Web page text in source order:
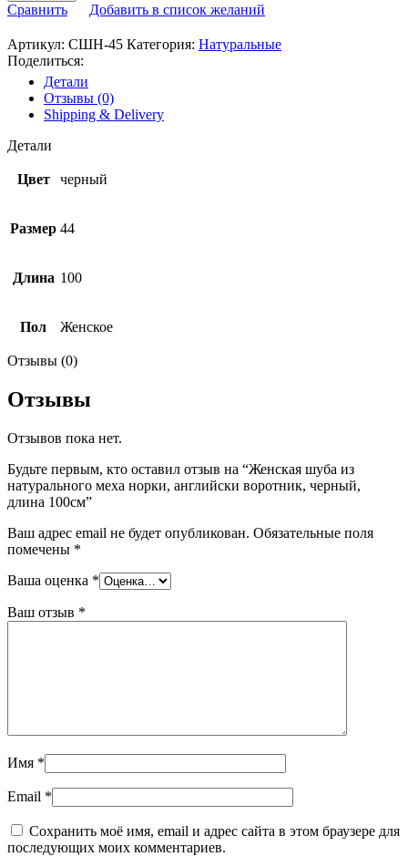
Сравнить Добавить в список желаний
Артикул: СШН-45 Категория: Натуральные
Поделиться:
Детали
Отзывы (0)
Shipping & Delivery
Детали
Цвет черный
Размер 44
Длина 100
Пол Женское
Отзывы (0)
Отзывы
Отзывов пока нет.
Будьте первым, кто оставил отзыв на “Женская шуба из
натурального меха норки, английски воротник, черный,
длина 100см”
Ваш адрес email не будет опубликован. Обязательные поля
помечены *
Ваша оценка *
Ваш отзыв *
Имя *
Email *
Сохранить моё имя, email и адрес сайта в этом браузере для
последующих моих комментариев.